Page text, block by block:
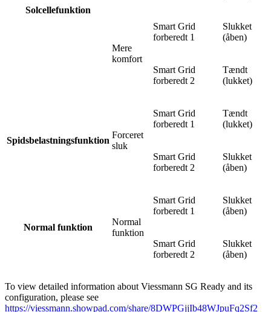
Solcellefunktion
Mere
komfort
Smart Grid
forberedt 1
Slukket
(åben)
Smart Grid
forberedt 2
Tændt
(lukket)
Spidsbelastningsfunktion
Forceret
sluk
Smart Grid
forberedt 1
Tændt
(lukket)
Smart Grid
forberedt 2
Slukket
(åben)
Normal funktion
Normal
funktion
Smart Grid
forberedt 1
Slukket
(åben)
Smart Grid
forberedt 2
Slukket
(åben)
To view detailed information about Viessmann SG Ready and its
configuration, please see
https://viessmann.showpad.com/share/8DWPGjjIb48WJpuFq2Sf2